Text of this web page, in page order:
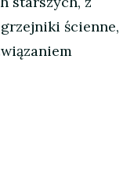
ścienne,